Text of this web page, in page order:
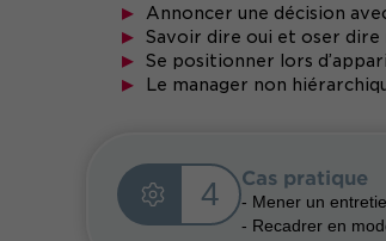
Annoncer une décision
Savoir dire oui et oser dire
Se positionner lors
Le manager non
4 Cas pratique
- Mener un
- Recadrer en